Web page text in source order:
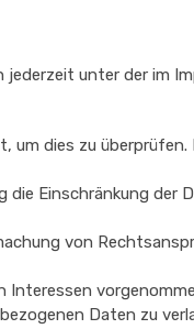
jederzeit unter der im
dies zu überprüfen.
Einschränkung der
von
Interessen
Daten zu